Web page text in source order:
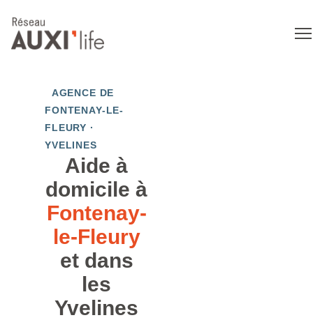
AGENCE DE
FONTENAY-LE-
FLEURY ·
YVELINES
Aide à
domicile à
Fontenay-
le-Fleury
et dans
les
Yvelines